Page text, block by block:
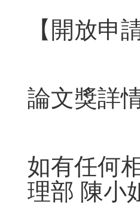
【開放申
論文獎詳
如有任何
理部 陳小